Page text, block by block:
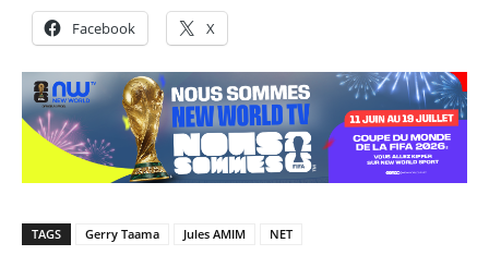
Facebook X
TAGS Gerry Taama Jules AMIM NET